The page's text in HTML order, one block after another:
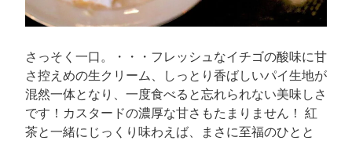
さっそく一口。・・・フレッシュなイチゴの酸味に甘
さ控えめの生クリーム、しっとり香ばしいパイ生地が
混然一体となり、一度食べると忘れられない美味しさ
です！カスタードの濃厚な甘さもたまりません！ 紅
茶と一緒にじっくり味わえば、まさに至福のひとと